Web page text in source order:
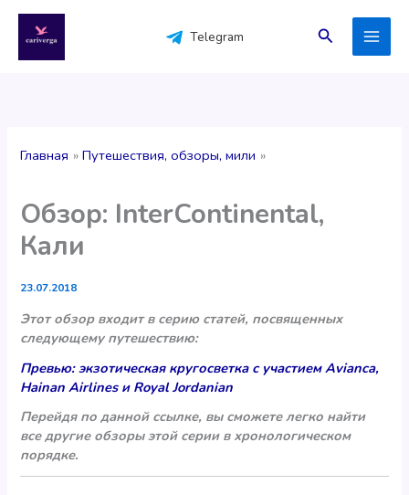
содержимому
Telegram Поиск
Главная Путешествия, обзоры, мили
Обзор: InterContinental,
Кали
23.07.2018
Этот обзор входит в серию статей, посвященных
следующему путешествию:
Превью: экзотическая кругосветка с участием Avianca,
Hainan Airlines и Royal Jordanian
Перейдя по данной ссылке, вы сможете легко найти
все другие обзоры этой серии в хронологическом
порядке.